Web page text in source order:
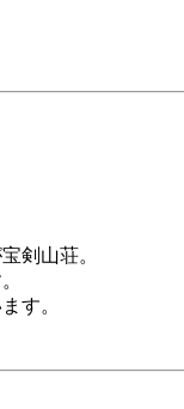
剣山荘。
す。